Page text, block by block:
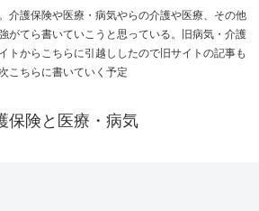
介護保険や医療・病気やらの介護や医療、その他
がてら書いていこうと思っている。旧病気・介護
トからこちらに引越ししたので旧サイトの記事も
こちらに書いていく予定
保険と医療・病気